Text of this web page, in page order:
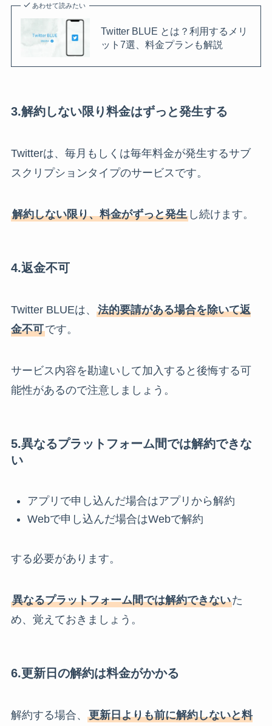
あわせて読みたい
Twitter BLUE とは？利用するメリ
ット7選、料金プランも解説
3.解約しない限り料金はずっと発生する
Twitterは、毎月もしくは毎年料金が発生するサブ
スクリプションタイプのサービスです。
解約しない限り、料金がずっと発生し続けます。
4.返金不可
Twitter BLUEは、 法的要請がある場合を除いて返
金不可です。
サービス内容を勘違いして加入すると後悔する可
能性があるので注意しましょう。
5.異なるプラットフォーム間では解約できな
い
アプリで申し込んだ場合はアプリから解約
Webで申し込んだ場合はWebで解約
する必要があります。
異なるプラットフォーム間では解約できないた
め、覚えておきましょう。
6.更新日の解約は料金がかかる
解約する場合、 更新日よりも前に解約しないと料